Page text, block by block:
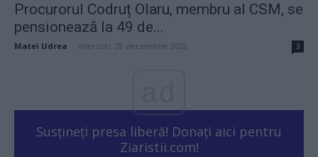
Procurorul Codruț Olaru, membru al CSM, se
pensionează la 49 de...
Matei Udrea miercuri, 28 decembrie 2022 3
Susțineți presa liberă! Donați aici pentru
Ziaristii.com!